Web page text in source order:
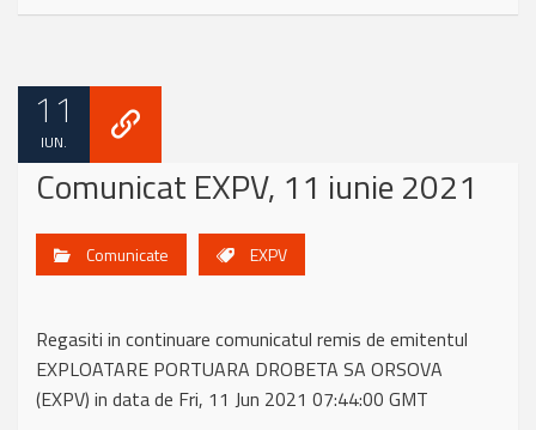
11
IUN.
Comunicat EXPV, 11 iunie 2021
Comunicate EXPV
Regasiti in continuare comunicatul remis de emitentul
EXPLOATARE PORTUARA DROBETA SA ORSOVA
(EXPV) in data de Fri, 11 Jun 2021 07:44:00 GMT